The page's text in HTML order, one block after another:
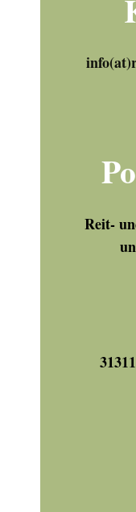
Reit-